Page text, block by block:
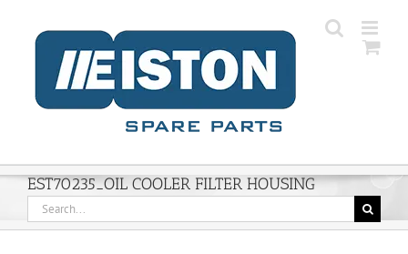
content
EST70235_OIL COOLER FILTER HOUSING
Search
for: